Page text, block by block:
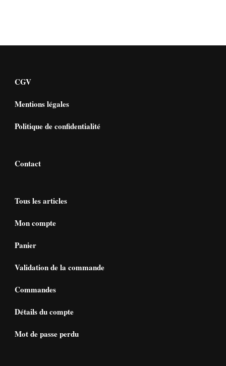
CGV
Mentions légales
Politique de confidentialité
Contact
Tous les articles
Mon compte
Panier
Validation de la commande
Commandes
Détails du compte
Mot de passe perdu